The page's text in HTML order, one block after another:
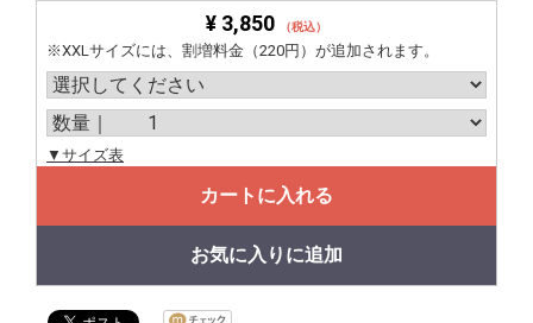
¥ 3,850 （税込）
※XXLサイズには、割増料金（220円）が追加されます。
▼サイズ表
カートに入れる
お気に入りに追加